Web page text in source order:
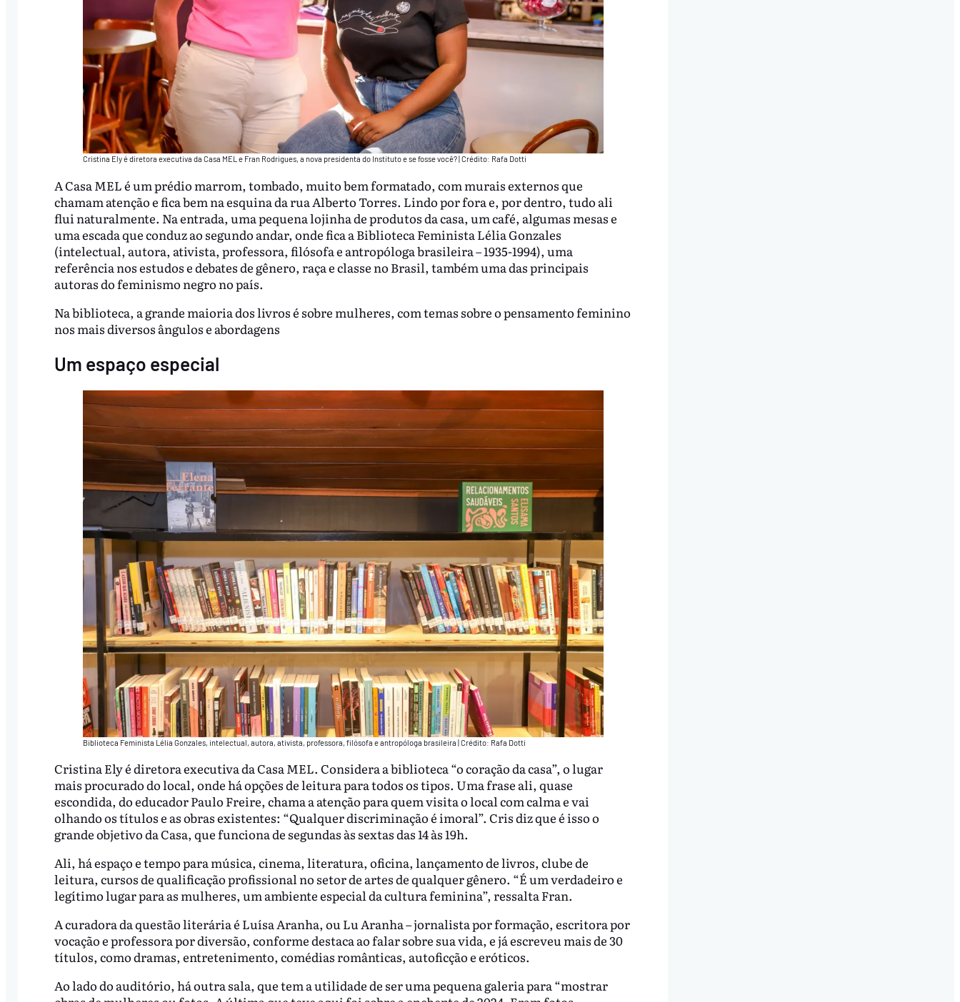
Cristina Ely é diretora executiva da Casa MEL e Fran Rodrigues, a nova presidenta do Instituto e se fosse você? | Crédito: Rafa Dotti
A Casa MEL é um prédio marrom, tombado, muito bem formatado, com murais externos que
chamam atenção e fica bem na esquina da rua Alberto Torres. Lindo por fora e, por dentro, tudo ali
flui naturalmente. Na entrada, uma pequena lojinha de produtos da casa, um café, algumas mesas e
uma escada que conduz ao segundo andar, onde fica a Biblioteca Feminista Lélia Gonzales
(intelectual, autora, ativista, professora, filósofa e antropóloga brasileira – 1935-1994), uma
referência nos estudos e debates de gênero, raça e classe no Brasil, também uma das principais
autoras do feminismo negro no país.
Na biblioteca, a grande maioria dos livros é sobre mulheres, com temas sobre o pensamento feminino
nos mais diversos ângulos e abordagens
Um espaço especial
Biblioteca Feminista Lélia Gonzales, intelectual, autora, ativista, professora, filósofa e antropóloga brasileira | Crédito: Rafa Dotti
Cristina Ely é diretora executiva da Casa MEL. Considera a biblioteca “o coração da casa”, o lugar
mais procurado do local, onde há opções de leitura para todos os tipos. Uma frase ali, quase
escondida, do educador Paulo Freire, chama a atenção para quem visita o local com calma e vai
olhando os títulos e as obras existentes: “Qualquer discriminação é imoral”. Cris diz que é isso o
grande objetivo da Casa, que funciona de segundas às sextas das 14 às 19h.
Ali, há espaço e tempo para música, cinema, literatura, oficina, lançamento de livros, clube de
leitura, cursos de qualificação profissional no setor de artes de qualquer gênero. “É um verdadeiro e
legítimo lugar para as mulheres, um ambiente especial da cultura feminina”, ressalta Fran.
A curadora da questão literária é Luísa Aranha, ou Lu Aranha – jornalista por formação, escritora por
vocação e professora por diversão, conforme destaca ao falar sobre sua vida, e já escreveu mais de 30
títulos, como dramas, entretenimento, comédias românticas, autoficção e eróticos.
Ao lado do auditório, há outra sala, que tem a utilidade de ser uma pequena galeria para “mostrar